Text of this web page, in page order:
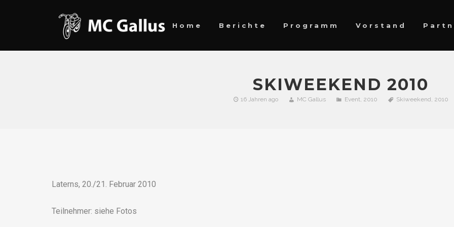
Home Berichte Programm Vorstand
SKIWEEKEND 2010
16 Jahren ago MC Gallus Event, 2010 Skiweekend, 2010
Laterns, 20./21. Februar 2010
Teilnehmer: siehe Fotos